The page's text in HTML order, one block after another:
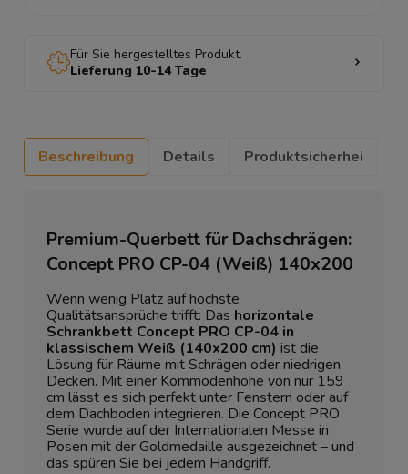
Für Sie hergestelltes Produkt.
Lieferung 10-14 Tage
Beschreibung Details Produktsicherhei
Premium-Querbett für Dachschrägen:
Concept PRO CP-04 (Weiß) 140x200
Wenn wenig Platz auf höchste
Qualitätsansprüche trifft: Das horizontale
Schrankbett Concept PRO CP-04 in
klassischem Weiß (140x200 cm) ist die
Lösung für Räume mit Schrägen oder niedrigen
Decken. Mit einer Kommodenhöhe von nur 159
cm lässt es sich perfekt unter Fenstern oder auf
dem Dachboden integrieren. Die Concept PRO
Serie wurde auf der Internationalen Messe in
Posen mit der Goldmedaille ausgezeichnet – und
das spüren Sie bei jedem Handgriff.